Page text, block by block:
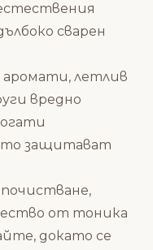
сварен
аромати, летлив
вредно
защитават
от тоника
докато се